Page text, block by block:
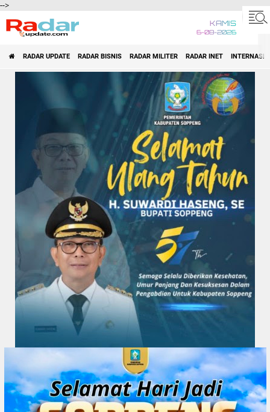
-->
KAMIS
6-08-2026
RADAR UPDATE RADAR BISNIS RADAR MILITER RADAR INET